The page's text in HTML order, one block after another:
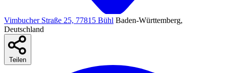
Vimbucher Straße 25, 77815 Bühl Baden-Württemberg,
Deutschland
Teilen